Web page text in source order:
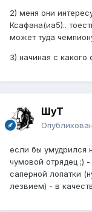
2) меня они
Ксафана(иа5)..
может туда
3) начиная с
ШуТ
если бы умудрился
чумовой отрядец ;)
саперной лопатки
лезвием) - в